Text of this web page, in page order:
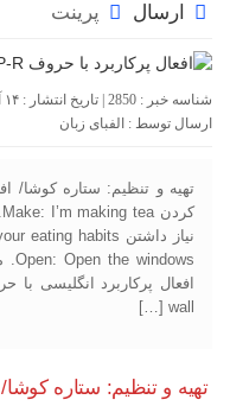
ارسال پرینت
شناسه خبر : 2850 | تاریخ انتشار : ۱۴ آذر ۱۴۰۱ - ۱۳:۲۰ | 1042 بازدید | تعداد دیدگاه :
ارسال توسط : الفبای زبان
wall […]
تهیه و تنظیم: ستاره کوشا/